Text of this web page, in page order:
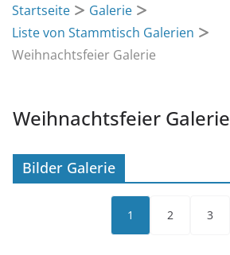
Startseite
Galerie
Liste von Stammtisch Galerien
Weihnachtsfeier Galerie
Weihnachtsfeier Galerie
Bilder Galerie
1 2 3